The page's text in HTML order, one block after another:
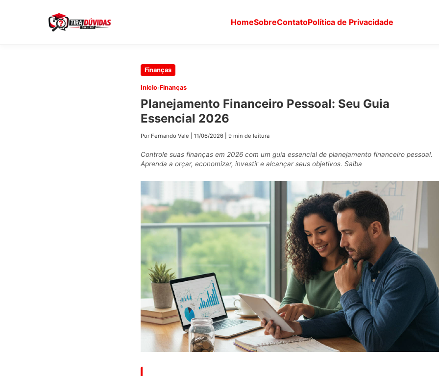
HomeSobreContatoPolítica de Privacidade
Finanças
Início›Finanças
Planejamento Financeiro Pessoal: Seu Guia
Essencial 2026
Por Fernando Vale 11/06/2026 9 min de leitura
Controle suas finanças em 2026 com um guia essencial de planejamento financeiro pessoal.
Aprenda a orçar, economizar, investir e alcançar seus objetivos. Saiba